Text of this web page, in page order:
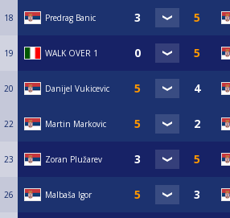
18 Predrag Banic
19 WALK OVER 1
20 Danijel Vukicevic
22 Martin Markovic
23 Zoran Plužarev
26 Malbaša Igor